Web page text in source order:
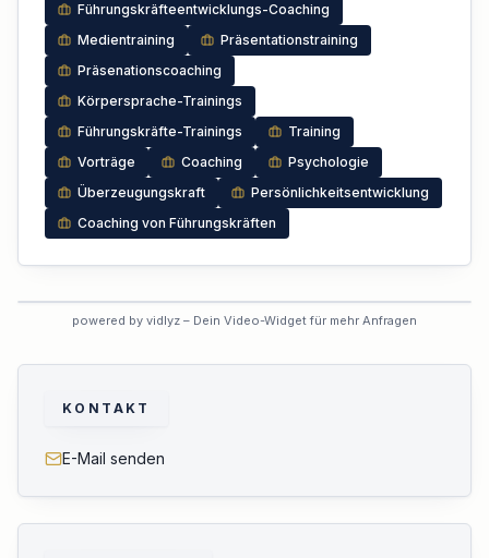
Führungskräfteentwicklungs-Coaching
Medientraining
Präsentationstraining
Präsenationscoaching
Körpersprache-Trainings
Führungskräfte-Trainings
Training
Vorträge
Coaching
Psychologie
Überzeugungskraft
Persönlichkeitsentwicklung
Coaching von Führungskräften
Dieses Profil hat das interaktive
powered by vidlyz – Dein Video-Widget für mehr Anfragen
KONTAKT
E-Mail senden